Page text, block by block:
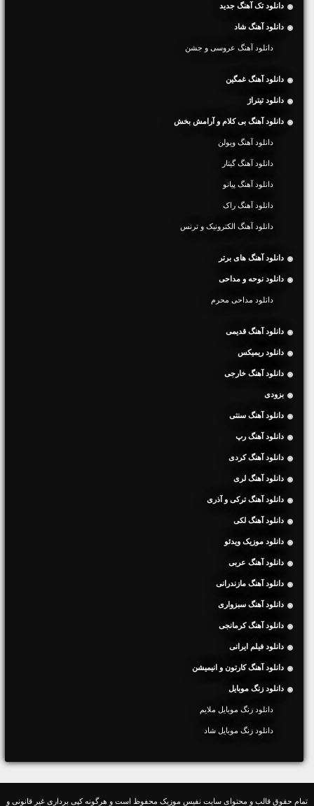
دانلود تک آهنگ جدید
دانلود آهنگ شاد
دانلود آهنگ عروسی و جشن
دانلود آهنگ غمگین
دانلود تیتراژ
دانلود آهنگ بی کلام و آرامش بخش
دانلود آهنگ ویولن
دانلود آهنگ گیتار
دانلود آهنگ پیانو
دانلود آهنگ راک
دانلود آهنگ الکترونیک و ترنس
دانلود آهنگ های برتر
دانلود نوحه و مداحی
دانلود مداحی محرم
دانلود آهنگ قدیمی
دانلود ریمیکس
دانلود آهنگ خارجی
بزودی
دانلود آهنگ سنتی
دانلود آهنگ رپ
دانلود آهنگ کردی
دانلود آهنگ لری
دانلود آهنگ ترکی و آذری
دانلود آهنگ لکی
دانلود موزیک ویدئو
دانلود آهنگ عربی
دانلود آهنگ مازندرانی
دانلود آهنگ سبزواری
دانلود آهنگ کرمانجی
دانلود فیلم ایرانی
دانلود آهنگ کارتون و انیمیشن
دانلود زنگ موبایل
دانلود زنگ موبایل ملایم
دانلود زنگ موبایل شاد
تمام حقوق قالب و محتوای سایت نفیس موزیک محفوظ است و هرگونه کپی برداری غیر قانونی و